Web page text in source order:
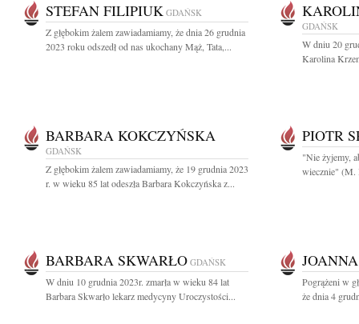
STEFAN FILIPIUK GDAŃSK
Z głębokim żalem zawiadamiamy, że dnia 26 grudnia
2023 roku odszedł od nas ukochany Mąż, Tata,...
GDAŃSK
W dniu 20
Karolina
BARBARA KOKCZYŃSKA
GDAŃSK
Z głębokim żalem zawiadamiamy, że 19 grudnia 2023
r. w wieku 85 lat odeszła Barbara Kokczyńska z...
PIOTR
"Nie żyjemy,
wiecznie" (M.
BARBARA SKWARŁO GDAŃSK
W dniu 10 grudnia 2023r. zmarła w wieku 84 lat
Barbara Skwarło lekarz medycyny Uroczystości...
Pogrążeni w
że dnia 4